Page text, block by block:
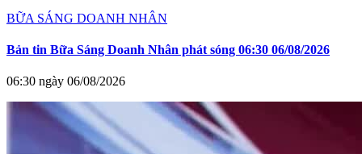
BỮA SÁNG DOANH NHÂN
Bản tin Bữa Sáng Doanh Nhân phát sóng 06:30 06/08/2026
06:30 ngày 06/08/2026